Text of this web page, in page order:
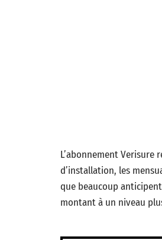
L’abonnement
d’installation, les
que beaucoup
montant à un niveau